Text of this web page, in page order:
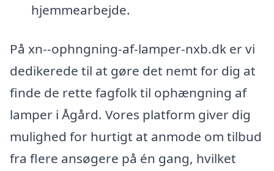
hjemmearbejde.
På xn--ophngning-af-lamper-nxb.dk er vi
dedikerede til at gøre det nemt for dig at
finde de rette fagfolk til ophængning af
lamper i Ågård. Vores platform giver dig
mulighed for hurtigt at anmode om tilbud
fra flere ansøgere på én gang, hvilket